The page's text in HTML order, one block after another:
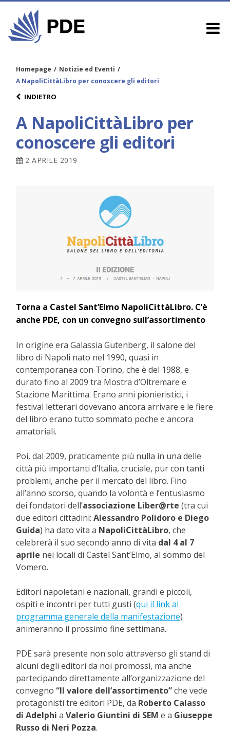
Homepage / Notizie ed Eventi /
A NapoliCittàLibro per conoscere gli editori
INDIETRO
A NapoliCittàLibro per
conoscere gli editori
2 APRILE 2019
Torna a Castel Sant’Elmo NapoliCittàLibro. C’è
anche PDE, con un convegno sull’assortimento
In origine era Galassia Gutenberg, il salone del
libro di Napoli nato nel 1990, quasi in
contemporanea con Torino, che è del 1988, e
durato fino al 2009 tra Mostra d’Oltremare e
Stazione Marittima. Erano anni pionieristici, i
festival letterari dovevano ancora arrivare e le fiere
del libro erano tutto sommato poche e ancora
amatoriali.
Poi, dal 2009, praticamente più nulla in una delle
città più importanti d’Italia, cruciale, pur con tanti
problemi, anche per il mercato del libro. Fino
all’anno scorso, quando la volontà e l’entusiasmo
dei fondatori dell’associazione Liber@rte (tra cui
due editori cittadini: Alessandro Polidoro e Diego
Guida) ha dato vita a NapoliCittàLibro, che
celebrerà il suo secondo anno di vita dal 4 al 7
aprile nei locali di Castel Sant’Elmo, al sommo del
Vomero.
Editori napoletani e nazionali, grandi e piccoli,
ospiti e incontri per tutti gusti (qui il link al
programma generale della manifestazione)
animeranno il prossimo fine settimana.
PDE sarà presente non solo attraverso gli stand di
alcuni degli editori da noi promossi, ma anche
partecipando direttamente all’organizzazione del
convegno “Il valore dell’assortimento”che vede
protagonisti tre editori PDE, da Roberto Calasso
di Adelphi a Valerio Giuntini di SEM e a Giuseppe
Russo di Neri Pozza.